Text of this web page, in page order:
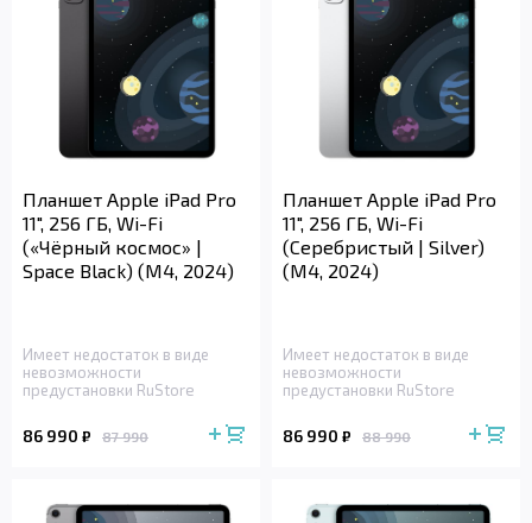
Планшет Apple iPad Pro
11", 256 ГБ, Wi-Fi
(«Чёрный космос» |
Space Black) (M4, 2024)
Имеет недостаток в виде
невозможности
предустановки RuStore
86 990 ₽ 87 990
Планшет Apple iPad Pro
11", 256 ГБ, Wi-Fi
(Серебристый | Silver)
(M4, 2024)
Имеет недостаток в виде
невозможности
предустановки RuStore
86 990 ₽ 88 990